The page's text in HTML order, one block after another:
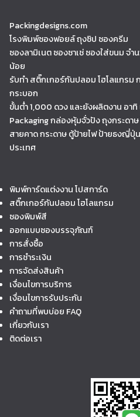
Packingdesigns.com
โรงพิมพ์ซองฟอยล์ ถุงซิป ซองครีม
ซองลามิเนต ซองซาเช่ ซองใส่ขนม
น้อย
รับทำ สติ๊กเกอร์กันปลอม โฮโลแกร
กระบอก
ขั้นต่ำ 1,000 ดวง และยังผลิตงาน อา
Packaging กล่องหุ้มจั่วปัง ถุงกระดา
สายคาด กระดาษ ตู้ป้ายไฟ ป้ายธงญี่
ประเทศ
พิมพ์การ์ดแต่งงาน โปสการ์ด
สติ๊กเกอร์กันปลอม โฮโลแกรม
ซองพิมพ์สี
ออกแบบซองบรรจุภัณฑ์
การสั่งซื้อ
การชำระเงิน
การจัดส่งสินค้า
เงื่อนไขการบริการ
เงื่อนไขการรับประกัน
คำถามที่พบบ่อย FAQ
เกี่ยวกับเรา
ติดต่อเรา